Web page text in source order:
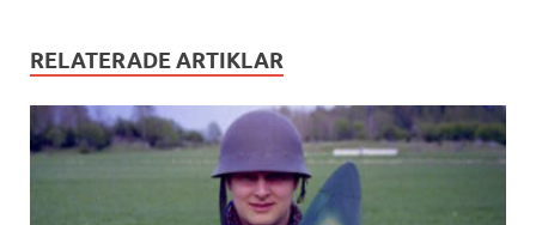
RELATERADE ARTIKLAR